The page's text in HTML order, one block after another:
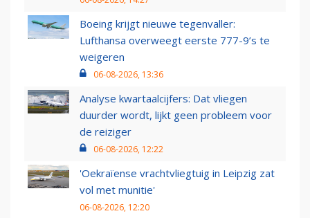
Boeing krijgt nieuwe tegenvaller:
Lufthansa overweegt eerste 777-9’s te
weigeren
06-08-2026, 13:36
Analyse kwartaalcijfers: Dat vliegen
duurder wordt, lijkt geen probleem voor
de reiziger
06-08-2026, 12:22
'Oekraïense vrachtvliegtuig in Leipzig zat
vol met munitie'
06-08-2026, 12:20